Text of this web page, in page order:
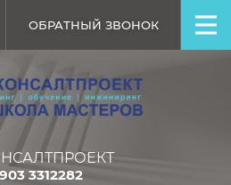
3312282
ОБРАТНЫЙ ЗВОНОК